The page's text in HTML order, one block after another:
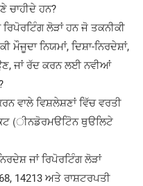
ਚਾਹੀਦੇ ਹਨ?
ਰਿਪੋਰਟਿੰਗ ਲੋੜਾਂ ਹਨ ਜੋ ਤਕਨੀਕੀ
ਨਿਯਮਾਂ, ਦਿਸ਼ਾ-ਨਿਰਦੇਸ਼ਾਂ,
ਜਾਂ ਰੱਦ ਕਰਨ ਲਈ ਨਵੀਆਂ
ਵਾਲੇ ਵਿਸ਼ਲੇਸ਼ਣਾਂ ਵਿੱਚ ਵਰਤੀ
(ੀਨਡੋਰਮੳਟਿੋਨ ਥੁੳਲਿਟੇ
ਜਾਂ ਰਿਪੋਰਟਿੰਗ ਲੋੜਾਂ
14213 ਅਤੇ ਰਾਸ਼ਟਰਪਤੀ